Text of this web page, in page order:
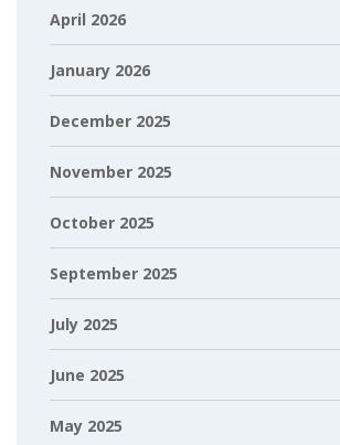
April 2026
January 2026
December 2025
November 2025
October 2025
September 2025
July 2025
June 2025
May 2025